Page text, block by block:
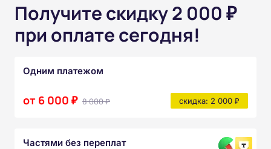
Получите скидку 2 000 ₽
при оплате сегодня!
Одним платежом
от 6 000 ₽ 8 000 ₽ скидка: 2 000 ₽
Частями без переплат